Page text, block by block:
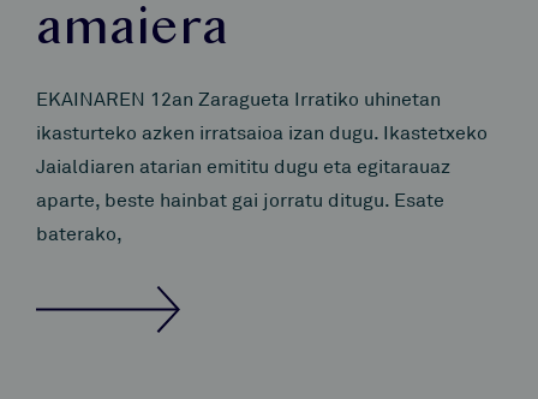
amaiera
EKAINAREN 12an Zaragueta Irratiko uhinetan
ikasturteko azken irratsaioa izan dugu. Ikastetxeko
Jaialdiaren atarian emititu dugu eta egitarauaz
aparte, beste hainbat gai jorratu ditugu. Esate
baterako,